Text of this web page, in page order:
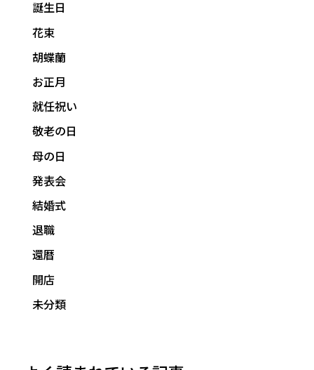
誕生日
花束
胡蝶蘭
お正月
就任祝い
敬老の日
母の日
発表会
結婚式
退職
還暦
開店
未分類